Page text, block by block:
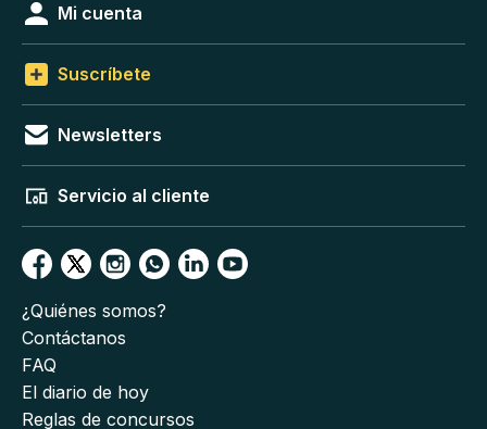
Mi cuenta
Suscríbete
Newsletters
Servicio al cliente
¿Quiénes somos?
Contáctanos
FAQ
El diario de hoy
Reglas de concursos